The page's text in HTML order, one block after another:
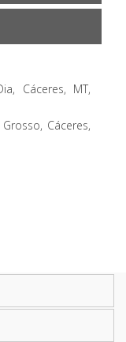
Cáceres, MT,
Cáceres,